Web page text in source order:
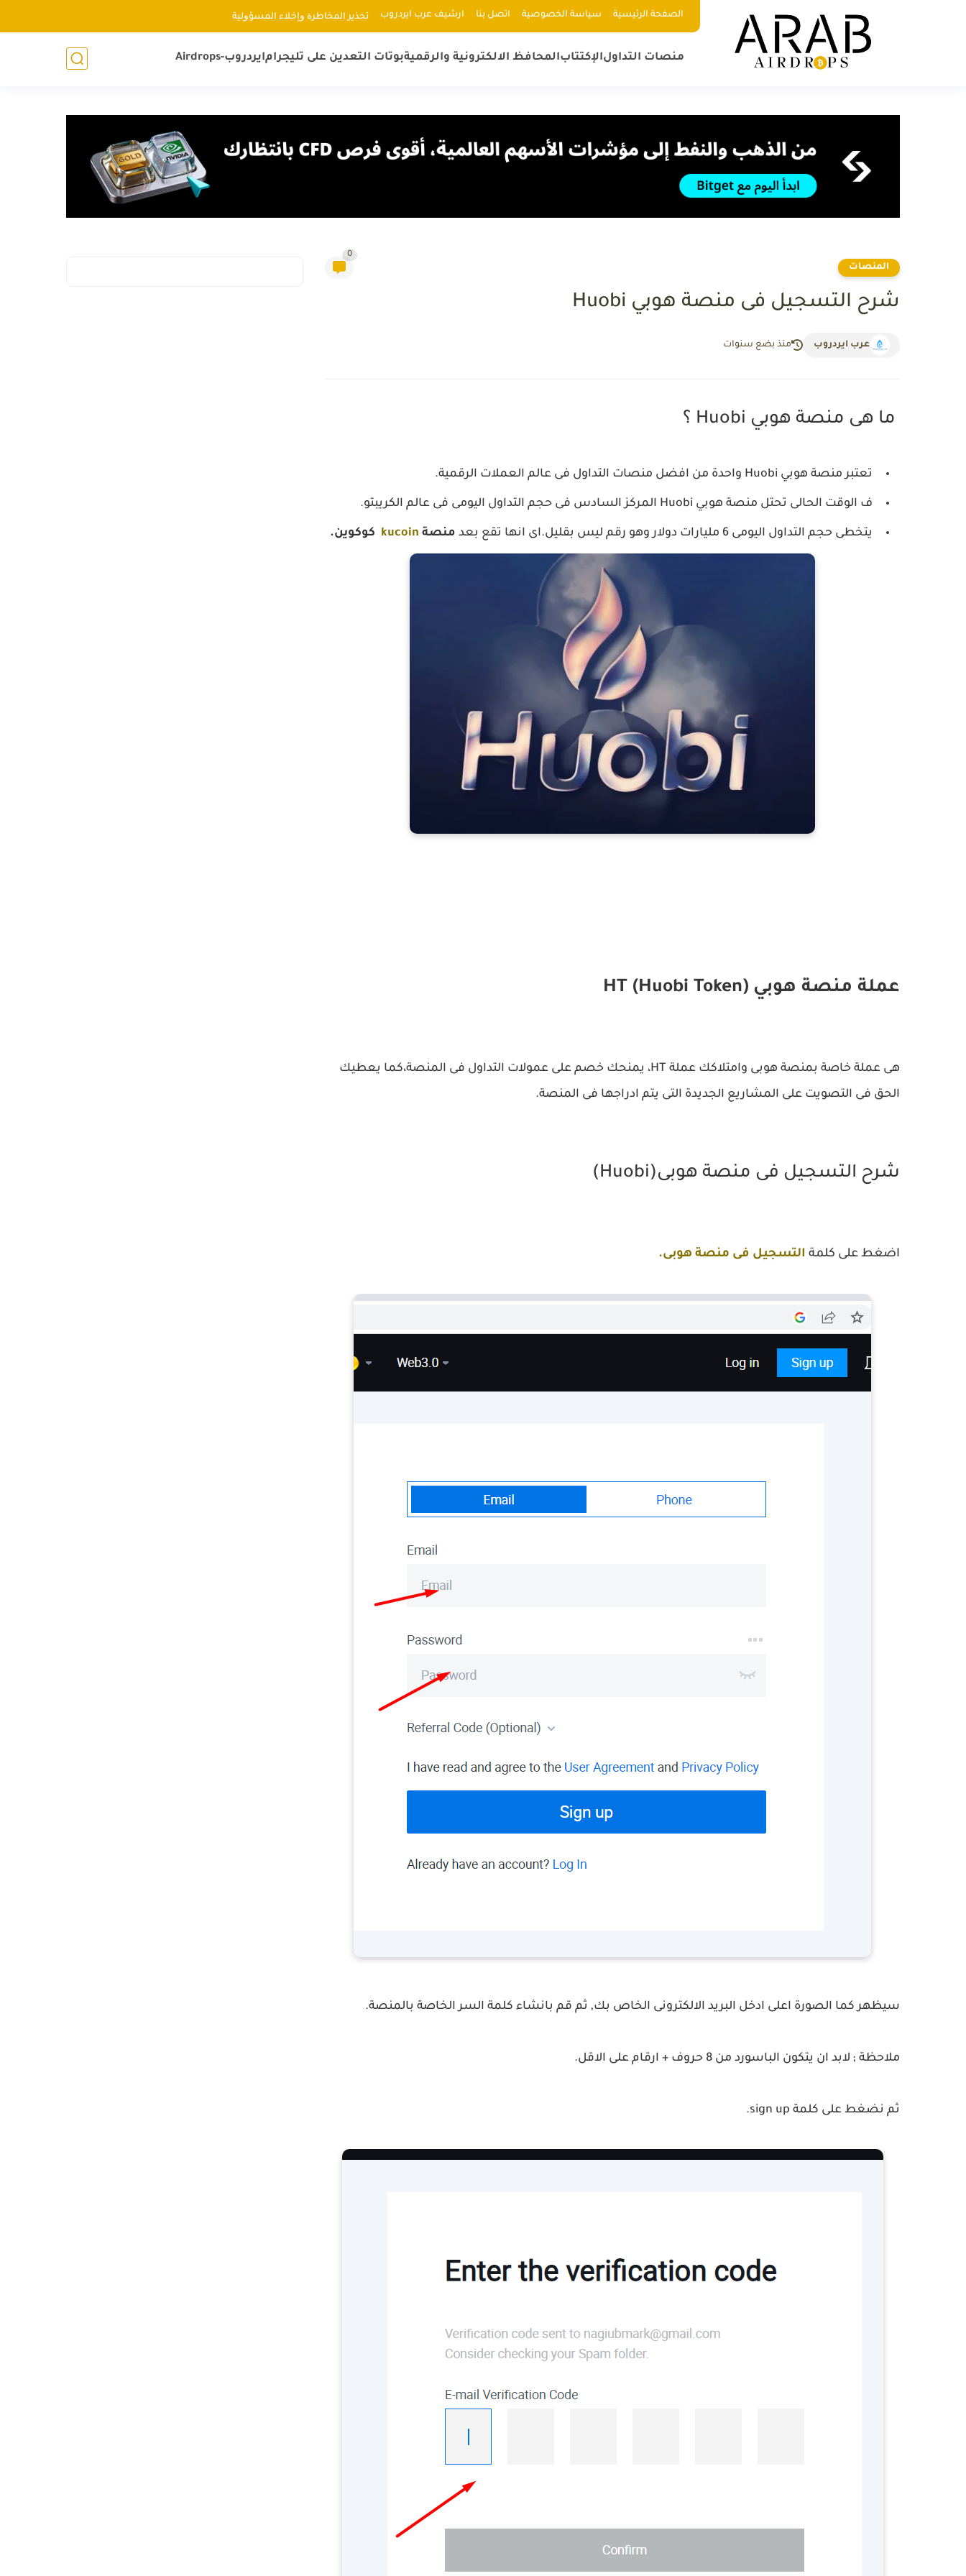
الصفحة الرئيسية سياسة الخصوصية اتصل بنا ارشيف عرب ايردروب ﺗﺤﺬﻳﺮ اﻟﻤﺨﺎﻃﺮﺓ ﻭإﺧﻼء اﻟﻤﺴﺆﻭﻟﻴﺔ
منصات التداولالإكتتابالمحافظ الالكترونية والرقميةبوتات التعدين على تليجرامايردروب-Airdrops
المنصات
0
شرح التسجيل فى منصة هوبي Huobi
عرب ايردروب منذ بضع سنوات
ما هى منصة هوبي Huobi ؟
تعتبر منصة هوبي Huobi واحدة من افضل منصات التداول فى عالم العملات الرقمية.
ف الوقت الحالى تحتل منصة هوبي Huobi المركز السادس فى حجم التداول اليومى فى عالم الكريبتو.
يتخطى حجم التداول اليومى 6 مليارات دولار وهو رقم ليس بقليل.اى انها تقع بعد منصة kucoin كوكوين.
عملة منصة هوبي (Huobi Token) HT
هى عملة خاصة بمنصة هوبى وامتلاكك عملة HT، يمنحك خصم على عمولات التداول فى المنصة،كما يعطيك
الحق فى التصويت على المشاريع الجديدة التى يتم ادراجها فى المنصة.
شرح التسجيل فى منصة هوبى(Huobi)
اضغط على كلمة التسجيل فى منصة هوبى.
سيظهر كما الصورة اعلى ادخل البريد الالكترونى الخاص بك, ثم قم بانشاء كلمة السر الخاصة بالمنصة.
ملاحظة ; لابد ان يتكون الباسورد من 8 حروف + ارقام على الاقل.
ثم نضغط على كلمة sign up.